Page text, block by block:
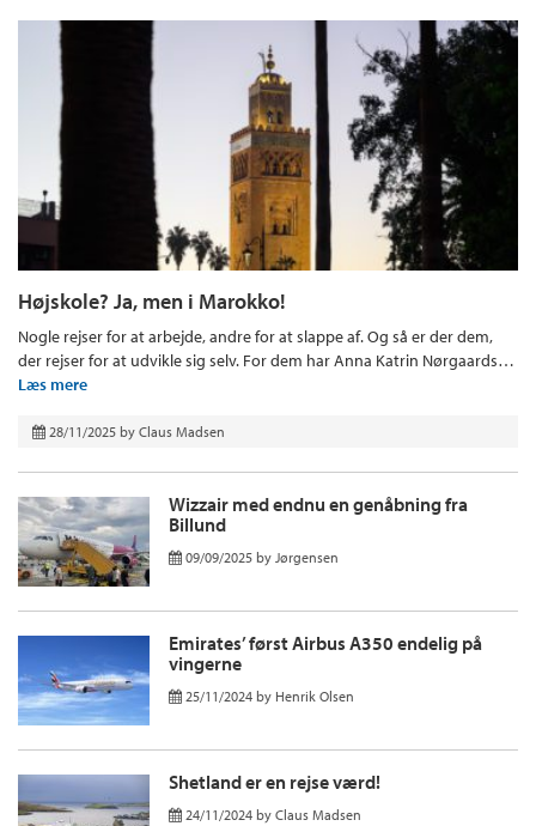
Højskole? Ja, men i Marokko!
Nogle rejser for at arbejde, andre for at slappe af. Og så er der dem,
der rejser for at udvikle sig selv. For dem har Anna Katrin Nørgaards…
Læs mere
28/11/2025 by Claus Madsen
Wizzair med endnu en genåbning fra
Billund
09/09/2025 by Jørgensen
Emirates’ først Airbus A350 endelig på
vingerne
25/11/2024 by Henrik Olsen
Shetland er en rejse værd!
24/11/2024 by Claus Madsen